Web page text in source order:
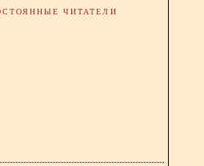
ЧИТАТЕЛИ